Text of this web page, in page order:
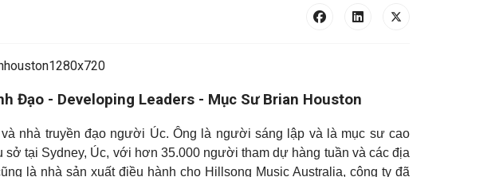
Đạo - Developing Leaders - Mục Sư Brian Houston
nhà truyền đạo người Úc. Ông là người sáng lập và là mục sư cao
sở tại Sydney, Úc, với hơn 35.000 người tham dự hàng tuần và các địa
là nhà sản xuất điều hành cho Hillsong Music Australia, công ty đã